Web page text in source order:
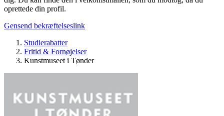
oprettede din profil.
Gensend bekræftelseslink
Studierabatter
Fritid & Fornøjelser
Kunstmuseet i Tønder